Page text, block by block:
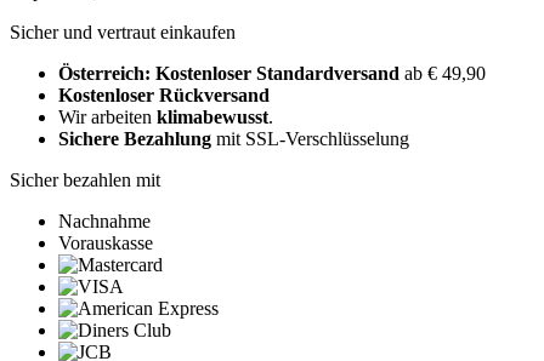
Sicher und vertraut einkaufen
Österreich: Kostenloser Standardversand ab € 49,90
Kostenloser Rückversand
Wir arbeiten klimabewusst.
Sichere Bezahlung mit SSL-Verschlüsselung
Sicher bezahlen mit
Nachnahme
Vorauskasse